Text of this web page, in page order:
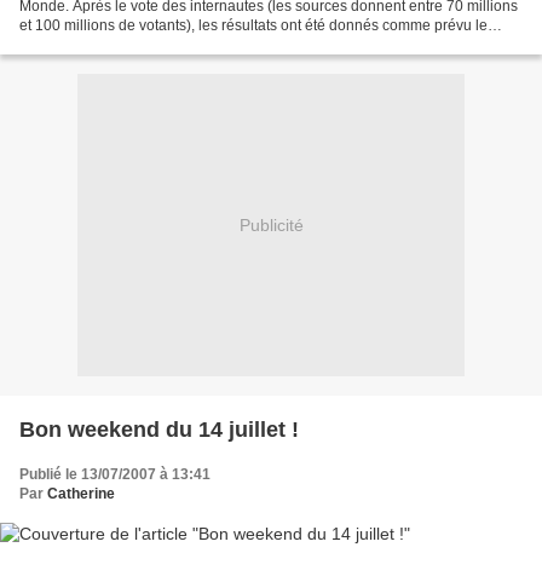
Monde. Après le vote des internautes (les sources donnent entre 70 millions
et 100 millions de votants), les résultats ont été donnés comme prévu le
Publicité
Bon weekend du 14 juillet !
Publié le 13/07/2007 à 13:41
Par Catherine